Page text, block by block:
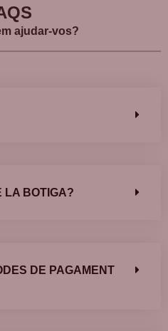
religiosos de Barcelona
ajudar-vos?
LA BOTIGA?
DE PAGAMENT